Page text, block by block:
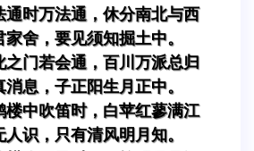
通时万法通，休分南北与西
舍，要见须知掘土中。
之门若会通，百川万派总归
息，子正阳生月正中。
楼中吹笛时，白苹红蓼满江
识，只有清风明月知。